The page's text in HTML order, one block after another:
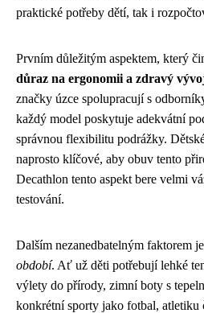
praktické potřeby dětí, tak i
Prvním důležitým aspektem, který
důraz na ergonomii a zdravý
značky úzce spolupracují s
každý model poskytuje adekvátní
správnou flexibilitu podrážky.
naprosto klíčové, aby obuv tento
Decathlon tento aspekt bere velmi
testování.
Dalším nezanedbatelným faktorem je
období. Ať už děti potřebují lehké
výlety do přírody, zimní boty s
konkrétní sporty jako fotbal,